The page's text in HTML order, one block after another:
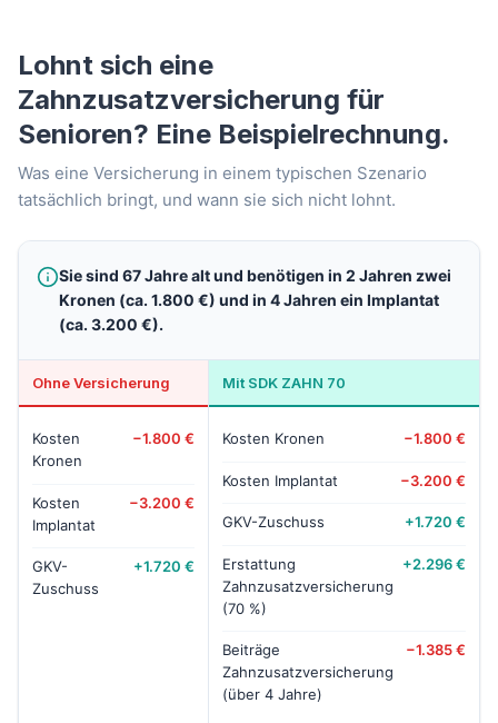
Lohnt sich eine
Zahnzusatzversicherung für
Senioren? Eine Beispielrechnung.
Was eine Versicherung in einem typischen Szenario
tatsächlich bringt, und wann sie sich nicht lohnt.
Sie sind 67 Jahre alt und benötigen in 2 Jahren zwei
Kronen (ca. 1.800 €) und in 4 Jahren ein Implantat
(ca. 3.200 €).
Ohne Versicherung
Kosten
Kronen
−1.800 €
Kosten
Implantat
−3.200 €
GKV-
Zuschuss
+1.720 €
Mit SDK ZAHN 70
Kosten Kronen −1.800 €
Kosten Implantat −3.200 €
GKV-Zuschuss +1.720 €
Erstattung
Zahnzusatzversicherung
(70 %)
+2.296 €
Beiträge
Zahnzusatzversicherung
(über 4 Jahre)
−1.385 €